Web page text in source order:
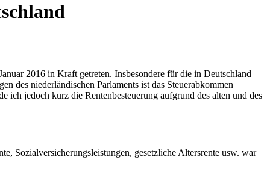
2016 in Kraft getreten. Insbesondere für die in Deutschland
des niederländischen Parlaments ist das Steuerabkommen
ich jedoch kurz die Rentenbesteuerung aufgrund des alten und des
Sozialversicherungsleistungen, gesetzliche Altersrente usw. war